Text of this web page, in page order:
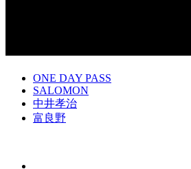
ONE DAY PASS
SALOMON
中井孝治
富良野